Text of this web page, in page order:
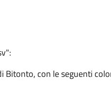
Bitonto, con le seguenti